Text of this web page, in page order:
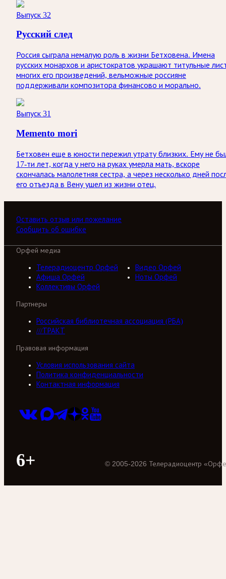
Выпуск 32
Русский след
Россия сыграла немалую роль в жизни Бетховена. Имена
русских монархов и аристократов украшают титульные
многих его произведений, вельможные россияне
поддерживали композитора финансово и морально.
Выпуск 31
Memento mori
Бетховен еще в юности пережил утрату близких. Ему не
17-ти лет, когда у него на руках умерла мать, вскоре
скончалась малолетняя сестра, а через несколько дней
его отъезда в Вену ушел из жизни отец.
Оставить отзыв или пожелание
Сообщить об ошибке
Орфей медиа
Телерадиоцентр Орфей
Видео Орфей
Афиша Орфей
Ноты Орфей
Коллективы Орфей
Партнеры
Российская библиотечная ассоциация (РБА)
///ТРАКТ
Правовая информация
Условия использования сайта
Политика конфиденциальности
Контактная информация
6+ © 2005-2026 Телерадиоцентр